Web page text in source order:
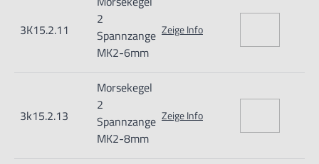
3K15.2.11
2
Spannzange
MK2-6mm
Zeige Info
3k15.2.13
Morsekegel
2
Spannzange
MK2-8mm
Zeige Info